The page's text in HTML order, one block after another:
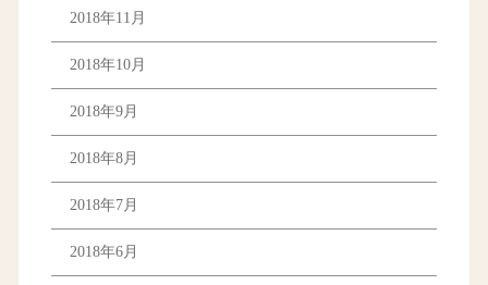
2018年11月
2018年10月
2018年9月
2018年8月
2018年7月
2018年6月